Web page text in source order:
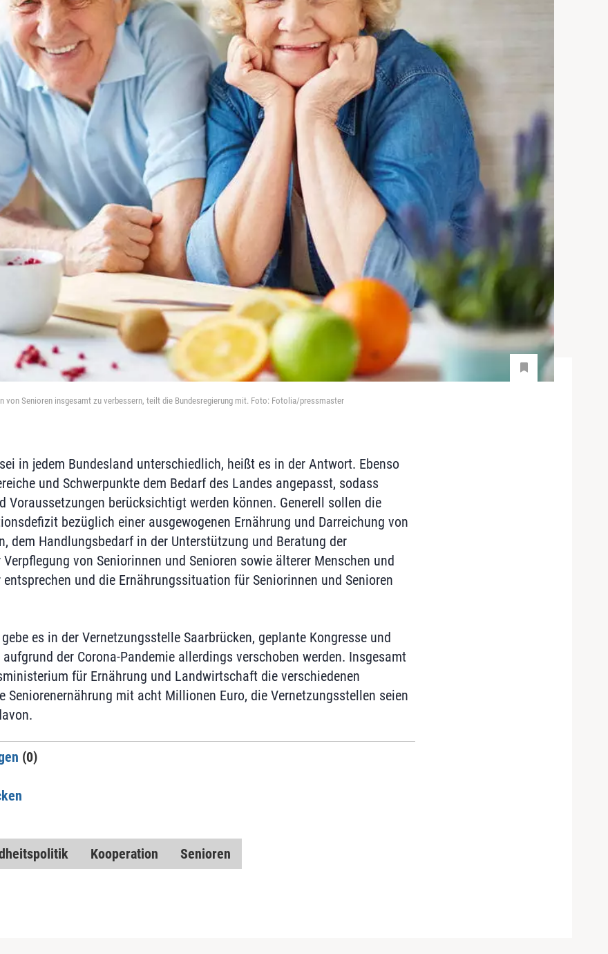
von Senioren insgesamt zu verbessern, teilt die Bundesregierung mit. Foto: Fotolia/pressmaster
in jedem Bundesland unterschiedlich, heißt es in der Antwort. Ebenso
und Schwerpunkte dem Bedarf des Landes angepasst, sodass
Voraussetzungen berücksichtigt werden können. Generell sollen die
bezüglich einer ausgewogenen Ernährung und Darreichung von
dem Handlungsbedarf in der Unterstützung und Beratung der
von Seniorinnen und Senioren sowie älterer Menschen und
und die Ernährungssituation für Seniorinnen und Senioren
es in der Vernetzungsstelle Saarbrücken, geplante Kongresse und
der Corona-Pandemie allerdings verschoben werden. Insgesamt
für Ernährung und Landwirtschaft die verschiedenen
mit acht Millionen Euro, die Vernetzungsstellen seien
(0)
Kooperation Senioren